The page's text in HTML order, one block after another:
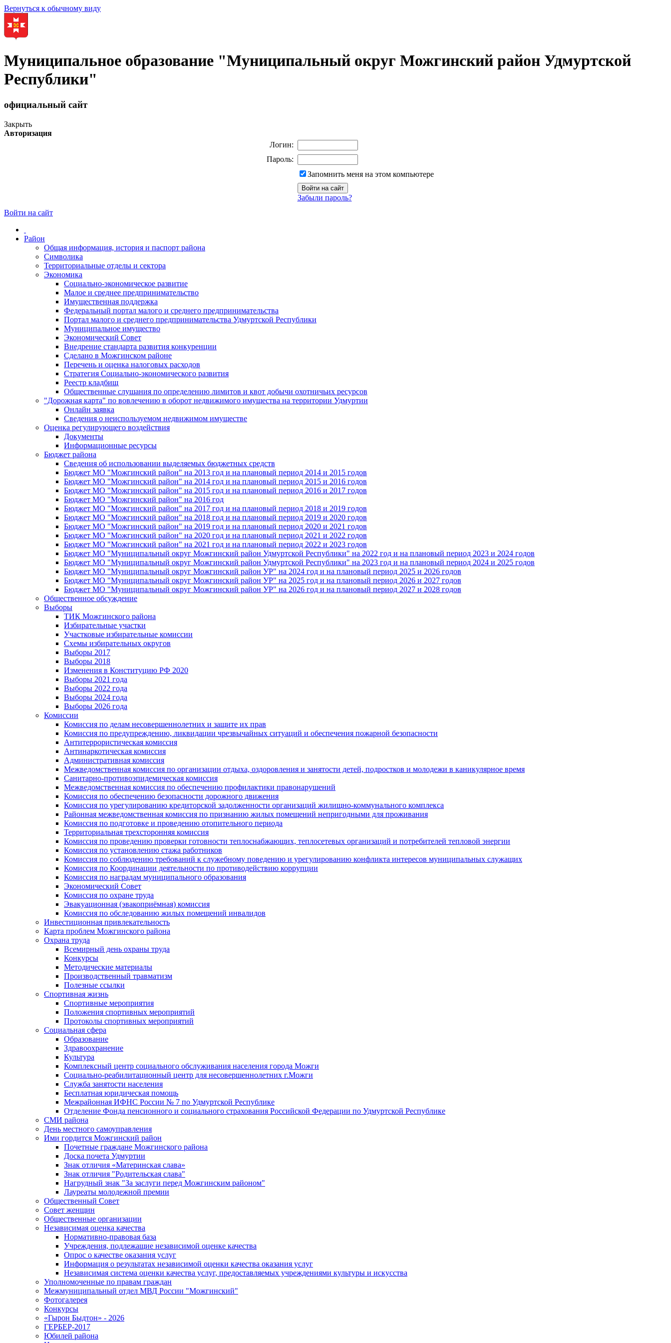
Вернуться к обычному виду
Муниципальное образование "Муниципальный округ Можгинский район Удмуртской
Республики"
официальный сайт
Закрыть
Авторизация
Логин:
Пароль:
Запомнить меня на этом компьютере
Забыли пароль?
Войти на сайт
Район
Общая информация, история и паспорт района
Символика
Территориальные отделы и сектора
Экономика
Социально-экономическое развитие
Малое и среднее предпринимательство
Имущественная поддержка
Федеральный портал малого и среднего предпринимательства
Портал малого и среднего предпринимательства Удмуртской Республики
Муниципальное имущество
Экономический Совет
Внедрение стандарта развития конкуренции
Сделано в Можгинском районе
Перечень и оценка налоговых расходов
Стратегия Социально-экономического развития
Реестр кладбищ
Общественные слушания по определению лимитов и квот добычи охотничьих ресурсов
"Дорожная карта" по вовлечению в оборот недвижимого имущества на территории Удмуртии
Онлайн заявка
Сведения о неиспользуемом недвижимом имуществе
Оценка регулирующего воздействия
Документы
Информационные ресурсы
Бюджет района
Сведения об использовании выделяемых бюджетных средств
Бюджет МО "Можгинский район" на 2013 год и на плановый период 2014 и 2015 годов
Бюджет МО "Можгинский район" на 2014 год и на плановый период 2015 и 2016 годов
Бюджет МО "Можгинский район" на 2015 год и на плановый период 2016 и 2017 годов
Бюджет МО "Можгинский район" на 2016 год
Бюджет МО "Можгинский район" на 2017 год и на плановый период 2018 и 2019 годов
Бюджет МО "Можгинский район" на 2018 год и на плановый период 2019 и 2020 годов
Бюджет МО "Можгинский район" на 2019 год и на плановый период 2020 и 2021 годов
Бюджет МО "Можгинский район" на 2020 год и на плановый период 2021 и 2022 годов
Бюджет МО "Можгинский район" на 2021 год и на плановый период 2022 и 2023 годов
Бюджет МО "Муниципальный округ Можгинский район Удмуртской Республики" на 2022 год и на плановый период 2023 и 2024 годов
Бюджет МО "Муниципальный округ Можгинский район Удмуртской Республики" на 2023 год и на плановый период 2024 и 2025 годов
Бюджет МО "Муниципальный округ Можгинский район УР" на 2024 год и на плановый период 2025 и 2026 годов
Бюджет МО "Муниципальный округ Можгинский район УР" на 2025 год и на плановый период 2026 и 2027 годов
Бюджет МО "Муниципальный округ Можгинский район УР" на 2026 год и на плановый период 2027 и 2028 годов
Общественное обсуждение
Выборы
ТИК Можгинского района
Избирательные участки
Участковые избирательные комиссии
Схемы избирательных округов
Выборы 2017
Выборы 2018
Изменения в Конституцию РФ 2020
Выборы 2021 года
Выборы 2022 года
Выборы 2024 года
Выборы 2026 года
Комиссии
Комиссия по делам несовершеннолетних и защите их прав
Комиссия по предупреждению, ликвидации чрезвычайных ситуаций и обеспечения пожарной безопасности
Антитеррористическая комиссия
Антинаркотическая комиссия
Административная комиссия
Межведомственная комиссия по организации отдыха, оздоровления и занятости детей, подростков и молодежи в каникулярное время
Санитарно-противоэпидемическая комиссия
Межведомственная комиссия по обеспечению профилактики правонарушений
Комиссия по обеспечению безопасности дорожного движения
Комиссия по урегулированию кредиторской задолженности организаций жилищно-коммунального комплекса
Районная межведомственная комиссия по признанию жилых помещений непригодными для проживания
Комиссия по подготовке и проведению отопительного периода
Территориальная трехсторонняя комиссия
Комиссия по проведению проверки готовности теплоснабжающих, теплосетевых организаций и потребителей тепловой энергии
Комиссия по установлению стажа работников
Комиссия по соблюдению требований к служебному поведению и урегулированию конфликта интересов муниципальных служащих
Комиссия по Координации деятельности по противодействию коррупции
Комиссия по наградам муниципального образования
Экономический Совет
Комиссия по охране труда
Эвакуационная (эвакоприёмная) комиссия
Комиссия по обследованию жилых помещений инвалидов
Инвестиционная привлекательность
Карта проблем Можгинского района
Охрана труда
Всемирный день охраны труда
Конкурсы
Методические материалы
Производственный травматизм
Полезные ссылки
Спортивная жизнь
Спортивные мероприятия
Положения спортивных мероприятий
Протоколы спортивных мероприятий
Социальная сфера
Образование
Здравоохранение
Культура
Комплексный центр социального обслуживания населения города Можги
Социально-реабилитационный центр для несовершеннолетних г.Можги
Служба занятости населения
Бесплатная юридическая помощь
Межрайонная ИФНС России № 7 по Удмуртской Республике
Отделение Фонда пенсионного и социального страхования Российской Федерации по Удмуртской Республике
СМИ района
День местного самоуправления
Ими гордится Можгинский район
Почетные граждане Можгинского района
Доска почета Удмуртии
Знак отличия «Материнская слава»
Знак отличия "Родительская слава"
Нагрудный знак "За заслуги перед Можгинским районом"
Лауреаты молодежной премии
Общественный Совет
Совет женщин
Общественные организации
Независимая оценка качества
Нормативно-правовая база
Учреждения, подлежащие независимой оценке качества
Опрос о качестве оказания услуг
Информация о результатах независимой оценки качества оказания услуг
Независимая система оценки качества услуг, предоставляемых учреждениями культуры и искусства
Уполномоченные по правам граждан
Межмуниципальный отдел МВД России "Можгинский"
Фотогалерея
Конкурсы
«Гырон Быдтон» - 2026
ГЕРБЕР-2017
Юбилей района